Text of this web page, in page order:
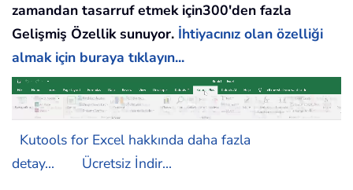
zamandan tasarruf etmek için300'den fazla
Gelişmiş Özellik sunuyor. İhtiyacınız olan özelliği
almak için buraya tıklayın...
Kutools for Excel hakkında daha fazla
detay...
Ücretsiz İndir...